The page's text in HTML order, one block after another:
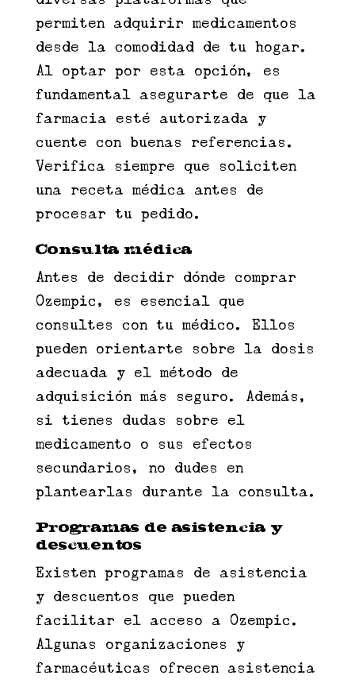
permiten adquirir medicamentos
desde la comodidad de tu hogar.
Al optar por esta opción, es
fundamental asegurarte de que la
farmacia esté autorizada y
cuente con buenas referencias.
Verifica siempre que soliciten
una receta médica antes de
procesar tu pedido.
Consulta médica
Antes de decidir dónde comprar
Ozempic, es esencial que
consultes con tu médico. Ellos
pueden orientarte sobre la dosis
adecuada y el método de
adquisición más seguro. Además,
si tienes dudas sobre el
medicamento o sus efectos
secundarios, no dudes en
plantearlas durante la consulta.
Programas de asistencia y
descuentos
Existen programas de asistencia
y descuentos que pueden
facilitar el acceso a Ozempic.
Algunas organizaciones y
farmacéuticas ofrecen asistencia